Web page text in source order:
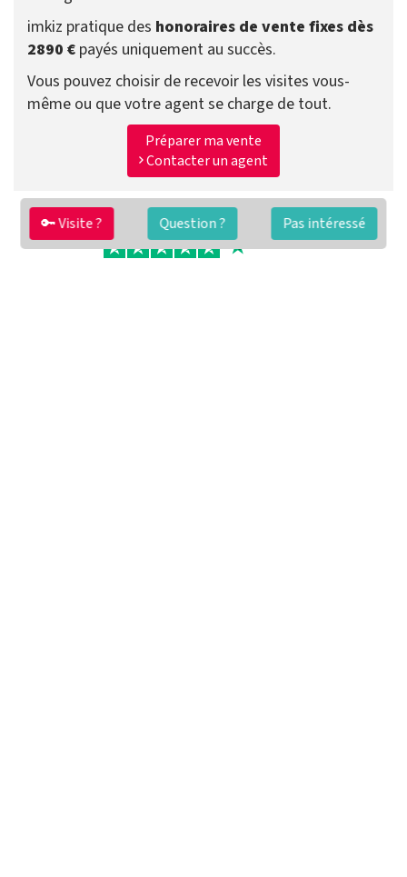
🔑 Visite ? Question ? Pas intéressé
imkiz pratique des honoraires de vente fixes dès
2890 € payés uniquement au succès.
Vous pouvez choisir de recevoir les visites vous-
même ou que votre agent se charge de tout.
Préparer ma vente
Contacter un agent